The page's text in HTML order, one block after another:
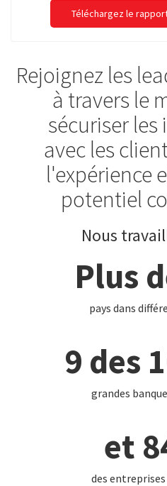
Téléchargez le
Rejoignez les
à travers le
sécuriser
avec les
l'expérience
potentiel
Nous
Plus
pays dans
9 des
grandes
et
des